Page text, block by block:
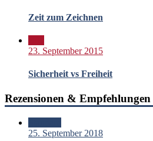
Zeit zum Zeichnen
23. September 2015
Sicherheit vs Freiheit
Rezensionen & Empfehlungen
25. September 2018